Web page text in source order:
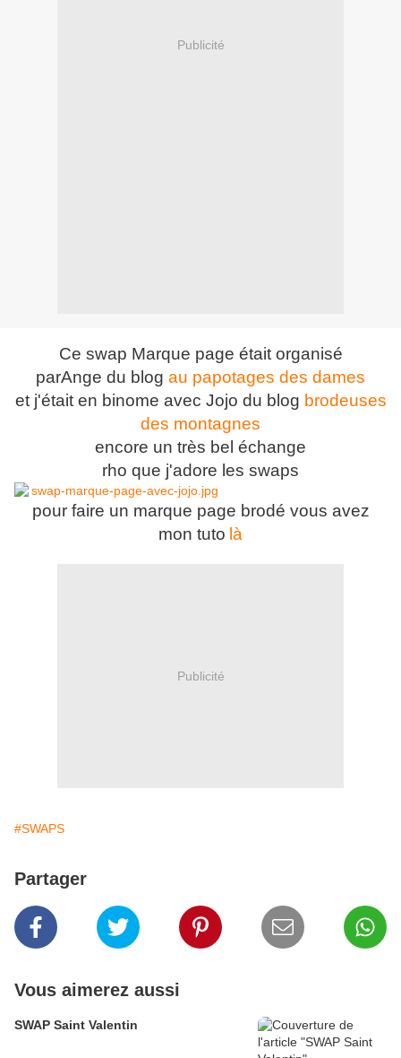
Publicité
Ce swap Marque page était organisé
parAnge du blog au papotages des dames
et j'était en binome avec Jojo du blog brodeuses
des montagnes
encore un très bel échange
rho que j'adore les swaps
pour faire un marque page brodé vous avez
mon tuto là
Publicité
#SWAPS
Partager
Vous aimerez aussi
SWAP Saint Valentin